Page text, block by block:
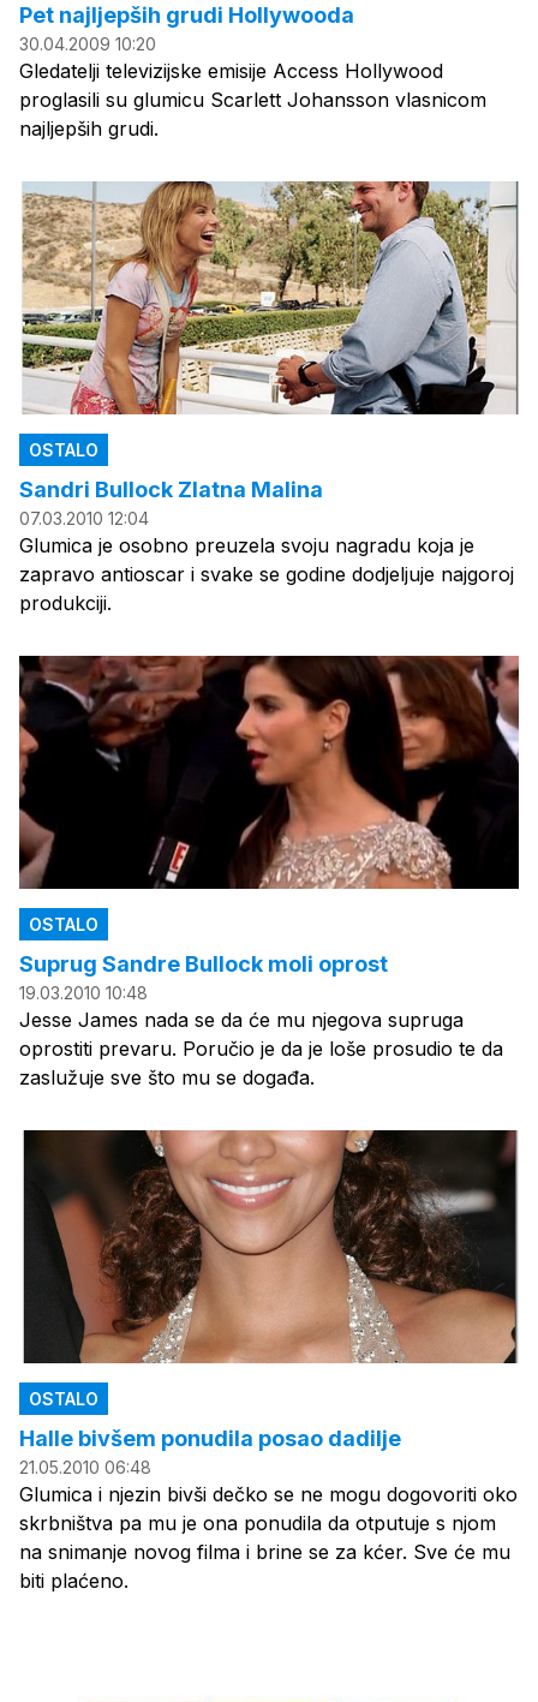
Pet najljepših grudi Hollywooda
30.04.2009 10:20
Gledatelji televizijske emisije Access Hollywood
proglasili su glumicu Scarlett Johansson vlasnicom
najljepših grudi.
OSTALO
Sandri Bullock Zlatna Malina
07.03.2010 12:04
Glumica je osobno preuzela svoju nagradu koja je
zapravo antioscar i svake se godine dodjeljuje najgoroj
produkciji.
OSTALO
Suprug Sandre Bullock moli oprost
19.03.2010 10:48
Jesse James nada se da će mu njegova supruga
oprostiti prevaru. Poručio je da je loše prosudio te da
zaslužuje sve što mu se događa.
OSTALO
Halle bivšem ponudila posao dadilje
21.05.2010 06:48
Glumica i njezin bivši dečko se ne mogu dogovoriti oko
skrbništva pa mu je ona ponudila da otputuje s njom
na snimanje novog filma i brine se za kćer. Sve će mu
biti plaćeno.